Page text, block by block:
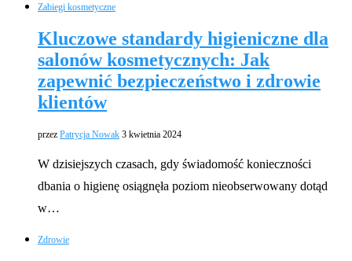
Zabiegi kosmetyczne
Kluczowe standardy higieniczne dla
salonów kosmetycznych: Jak
zapewnić bezpieczeństwo i zdrowie
klientów
przez Patrycja Nowak 3 kwietnia 2024
W dzisiejszych czasach, gdy świadomość konieczności
dbania o higienę osiągnęła poziom nieobserwowany dotąd
w…
Zdrowie